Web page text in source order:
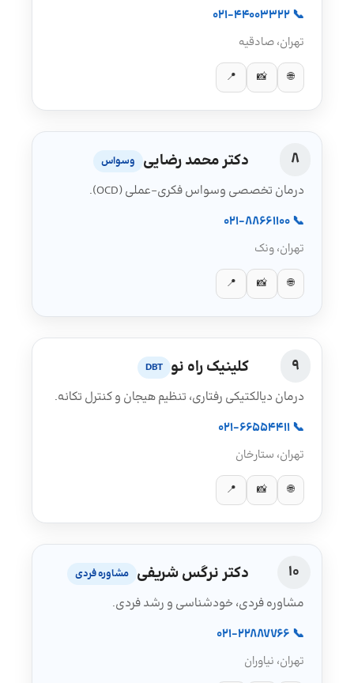
📞 021-44003322
تهران، صادقیه
🌐
📸
📍
8 دکتر محمد رضایی وسواس
درمان تخصصی وسواس فکری–عملی (OCD).
📞 021-88661100
تهران، ونک
🌐
📸
📍
9 کلینیک راه نو DBT
درمان دیالکتیکی رفتاری، تنظیم هیجان و کنترل تکانه.
📞 021-66554411
تهران، ستارخان
🌐
📸
📍
10 دکتر نرگس شریفی مشاوره فردی
مشاوره فردی، خودشناسی و رشد فردی.
📞 021-22887766
تهران، نیاوران